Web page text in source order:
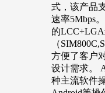
式，该产品
速率5Mbps
的
（
方便了客户
设计需求。
种主流软件